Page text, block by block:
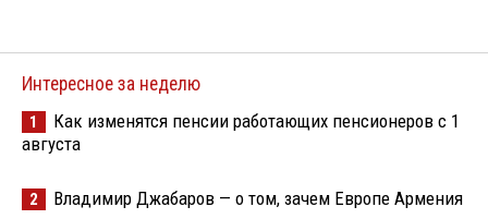
Интересное за неделю
1
Как изменятся пенсии работающих пенсионеров с 1
августа
2 Владимир Джабаров — о том, зачем Европе Армения